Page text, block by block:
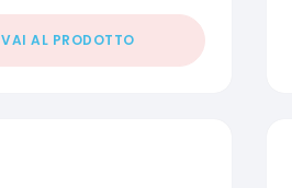
VAI AL PRODOTTO